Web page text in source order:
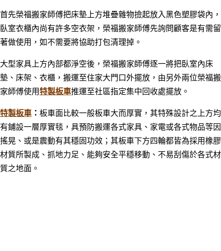
首先榮福搬家師傅把床墊上方堆疊雜物撿起放入黑色塑膠袋內，
臥室衣櫃內尚有許多空衣架，榮福搬家師傅先詢問顧客是有需留
著做使用，如不需要將協助打包清理掉。
大型家具上方內部都淨空後，榮福搬家師傅逐一將把臥室內床
墊、床架、衣櫃，搬運至住家大門口外擺放，由另外兩位榮福搬
家師傅使用特製板車推運至社區指定集中回收處擺放。
特製板車 ： 板車面比較一般板車大而厚實，其特殊設計之上方均
有鋪設一層厚實毯，具預防搬運各式家具、家電或各式物品等因
搖晃、或是震動有其穩固功效；其板車下方四輪都皆為採用橡膠
材質所製成、抓地力足、能夠安全平穩移動、不易刮傷於各式材
質之地面。